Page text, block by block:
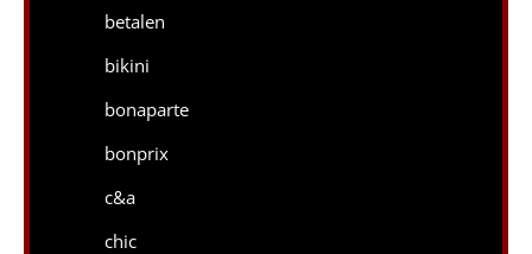
betalen
bikini
bonaparte
bonprix
c&a
chic